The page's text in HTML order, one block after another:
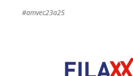
#amvec23a25